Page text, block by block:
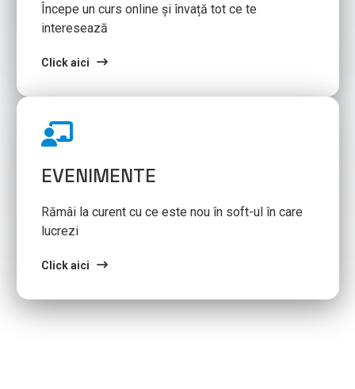
Începe un curs online și învață tot ce te
interesează
Click aici
EVENIMENTE
Rămâi la curent cu ce este nou în soft-ul în care
lucrezi
Click aici